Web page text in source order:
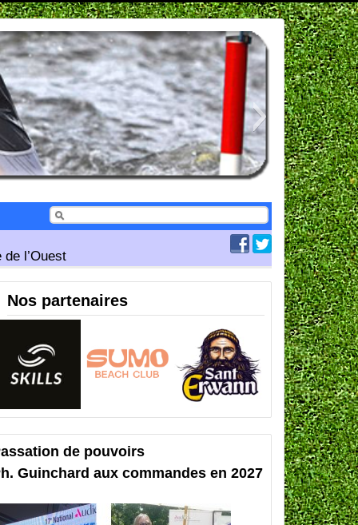
l’Ouest
Nos partenaires
de pouvoirs
Guinchard aux commandes en 2027